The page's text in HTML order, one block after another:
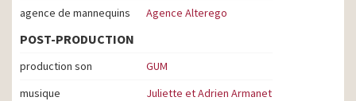
agence de mannequins
Agence Alterego
POST-PRODUCTION
production son
GUM
musique
Juliette et Adrien Armanet